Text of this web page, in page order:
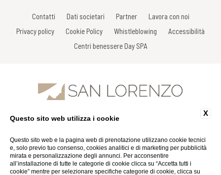
Contatti Dati societari Partner
Lavora con noi
Privacy policy
Cookie Policy Whistleblowing
Accessibilità
Centri benessere Day SPA
Via Gracco del Secco, 111 - 53034 Colle di Val D'Elsa - Siena - Italy
Fax: +39 0577 926863
Email:info@spasanlorenzo.it
P.Iva 01116290527
X
Questo sito web utilizza i cookie
Questo sito web e la pagina web di prenotazione utilizzano cookie tecnici
e, solo previo tuo consenso, cookies analitici e di marketing per pubblicità
mirata e personalizzazione degli annunci. Per acconsentire
all’installazione di tutte le categorie di cookie clicca su “Accetta tutti i
cookie” mentre per selezionare specifiche categorie di cookie, clicca su